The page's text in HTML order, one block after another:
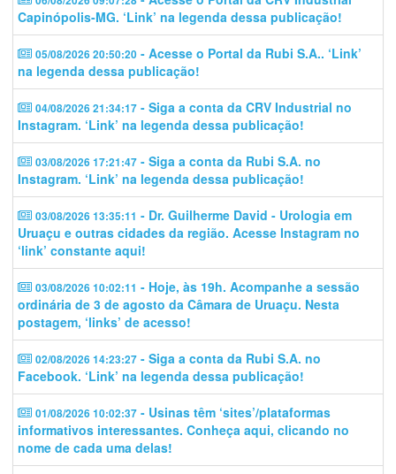
Capinópolis-MG. ‘Link’ na legenda dessa publicação!
05/08/2026 20:50:20 - Acesse o Portal da Rubi S.A.. ‘Link’
na legenda dessa publicação!
04/08/2026 21:34:17 - Siga a conta da CRV Industrial no
Instagram. ‘Link’ na legenda dessa publicação!
03/08/2026 17:21:47 - Siga a conta da Rubi S.A. no
Instagram. ‘Link’ na legenda dessa publicação!
03/08/2026 13:35:11 - Dr. Guilherme David - Urologia em
Uruaçu e outras cidades da região. Acesse Instagram no
‘link’ constante aqui!
03/08/2026 10:02:11 - Hoje, às 19h. Acompanhe a sessão
ordinária de 3 de agosto da Câmara de Uruaçu. Nesta
postagem, ‘links’ de acesso!
02/08/2026 14:23:27 - Siga a conta da Rubi S.A. no
Facebook. ‘Link’ na legenda dessa publicação!
01/08/2026 10:02:37 - Usinas têm ‘sites’/plataformas
informativos interessantes. Conheça aqui, clicando no
nome de cada uma delas!